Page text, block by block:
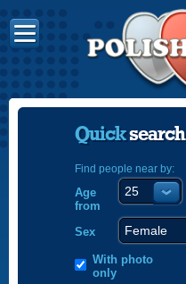
Quicksearch
Find people near by:
Age
from
Sex
With photo
only